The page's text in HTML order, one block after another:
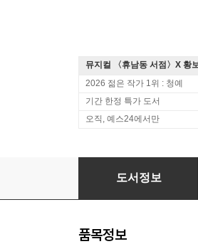
2026 젊은 작가 1위 : 청예
기간 한정 특가 도서
오직, 예스24에서만
라쇼몬·거미줄·도롯코·귤
도서정보
품목정보